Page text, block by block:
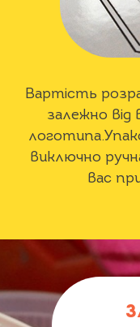
Вартість
залежно від
виключно
вас